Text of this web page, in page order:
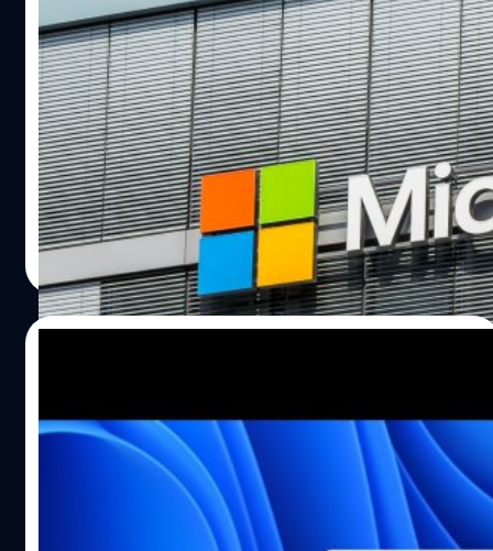
Microsoft ปรับโครงสร้างทีม Android มุ่งเป้า
ให้ Android และ Windows ใช้งานได้เหมือน
iPhone และ macOS
ะธานเจ้าหน้าที่ฝ่ายผลิตภัณฑ์ของ Microsoft ประกาศว่า
บริษัทจะปรับโครงสร้างทีมพัฒนา Android ได้แก่ ทีมที่เกี่ยว
กับ Surface Duo OS, Swift Key, Phone Link, Microsoft
Launcher และทีมอื่น ๆ โดยจะใช้ชื่อว่า Android Microsoft
Platform and Experiences หรือ AMPX
ภควัต ขจิตวิชยานุกูล| 1586 days ago
ลดเสียงแล้ว
นโดวส์ (Windows) 11 ระบบปฏิบัติการใหม่ล่าสุดของ
ไมโครซอฟต์ (Microsoft) ก็เปลี่ยนหน้าตา หรือ UI เวลาเพิ่ม-
ลดเสียงแล้ว หลังจากที่ไม่ได้เปลี่ยนไปเลยหลังจากวินโดวส์ 8